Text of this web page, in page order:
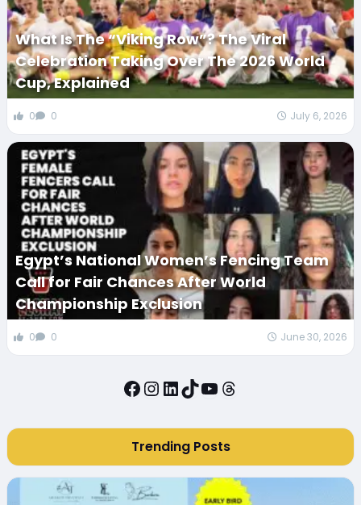
What Is The “Viking Row”? The Viral
Celebration Taking Over The 2026 World
Cup, Explained
0 0 July 6, 2026
Egypt’s National Women’s Fencing Team
Call for Fair Chances After World
Championship Exclusion
0 0 June 30, 2026
Facebook
Instagram
LinkedIn
TikTok
YouTube
Threads
Trending Posts